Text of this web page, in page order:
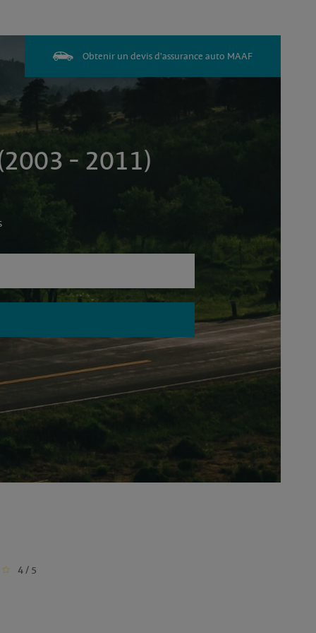
Obtenir un devis d'assurance auto MAAF
- 2011)
4 / 5